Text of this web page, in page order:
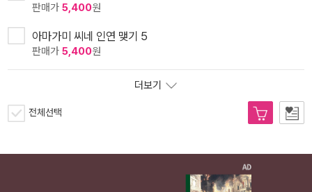
판매가 5,400원
아마가미 씨네 인연 맺기 5
판매가 5,400원
더보기
전체선택